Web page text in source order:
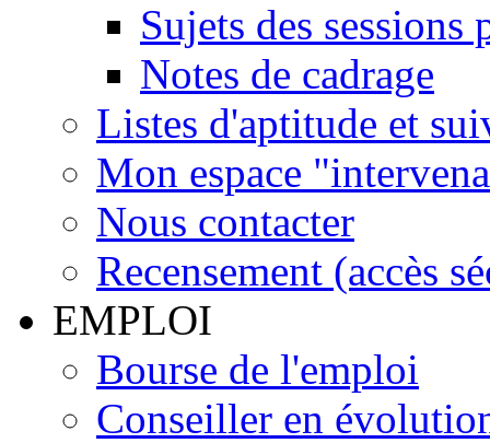
Sujets des sessions
Notes de cadrage
Listes d'aptitude et
Mon espace
Nous contacter
Recensement (accès
EMPLOI
Bourse de l'emploi
Conseiller en